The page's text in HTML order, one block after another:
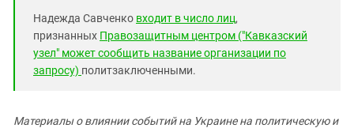
Надежда Савченко входит в число лиц,
признанных Правозащитным центром ("Кавказский
узел" может сообщить название организации по
запросу) политзаключенными.
Материалы о влиянии событий на Украине на политическую и